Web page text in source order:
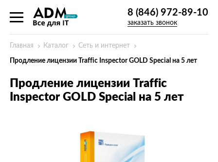
8 (846) 972-89-10
заказать звонок
Главная Каталог Сеть и интернет
Продление лицензии Traffic Inspector GOLD Special на 5 лет
Продление лицензии Traffic
Inspector GOLD Special на 5 лет